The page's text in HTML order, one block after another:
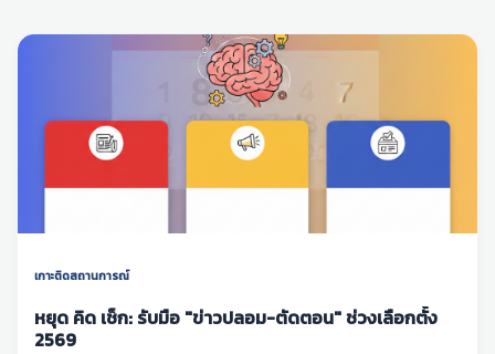
เกาะติดสถานการณ์
หยุด คิด เช็ก: รับมือ "ข่าวปลอม-ตัดตอน" ช่วงเลือกตั้ง
2569